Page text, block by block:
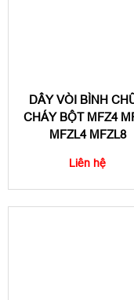
DÂY VÒI BÌNH
CHÁY BỘT MFZ4
MFZL4 MFZL8
Liên hệ